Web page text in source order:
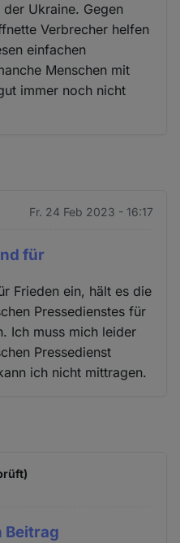
Ukraine. Gegen
Verbrecher helfen
einfachen
Menschen mit
immer noch nicht
Fr. 24 Feb 2023 - 16:17
für
Frieden ein, hält es die
Pressedienstes für
Ich muss mich leider
Pressedienst
ich nicht mittragen.
Beitrag